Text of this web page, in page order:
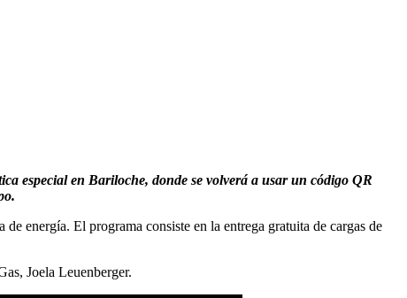
especial en Bariloche, donde se volverá a usar un código QR
energía. El programa consiste en la entrega gratuita de cargas de
Joela Leuenberger.